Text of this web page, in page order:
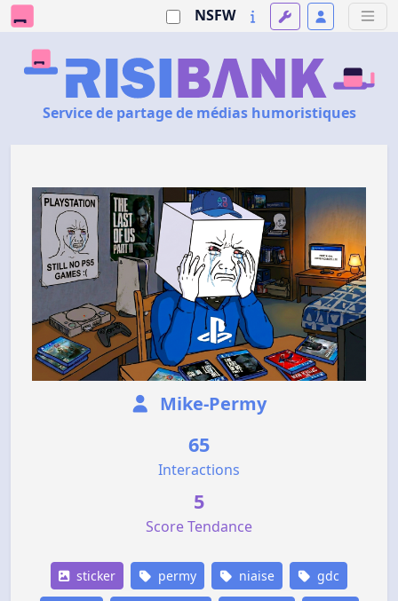
NSFW
Service de partage de médias humoristiques
Mike-Permy
65
Interactions
5
Score Tendance
sticker permy niaise gdc